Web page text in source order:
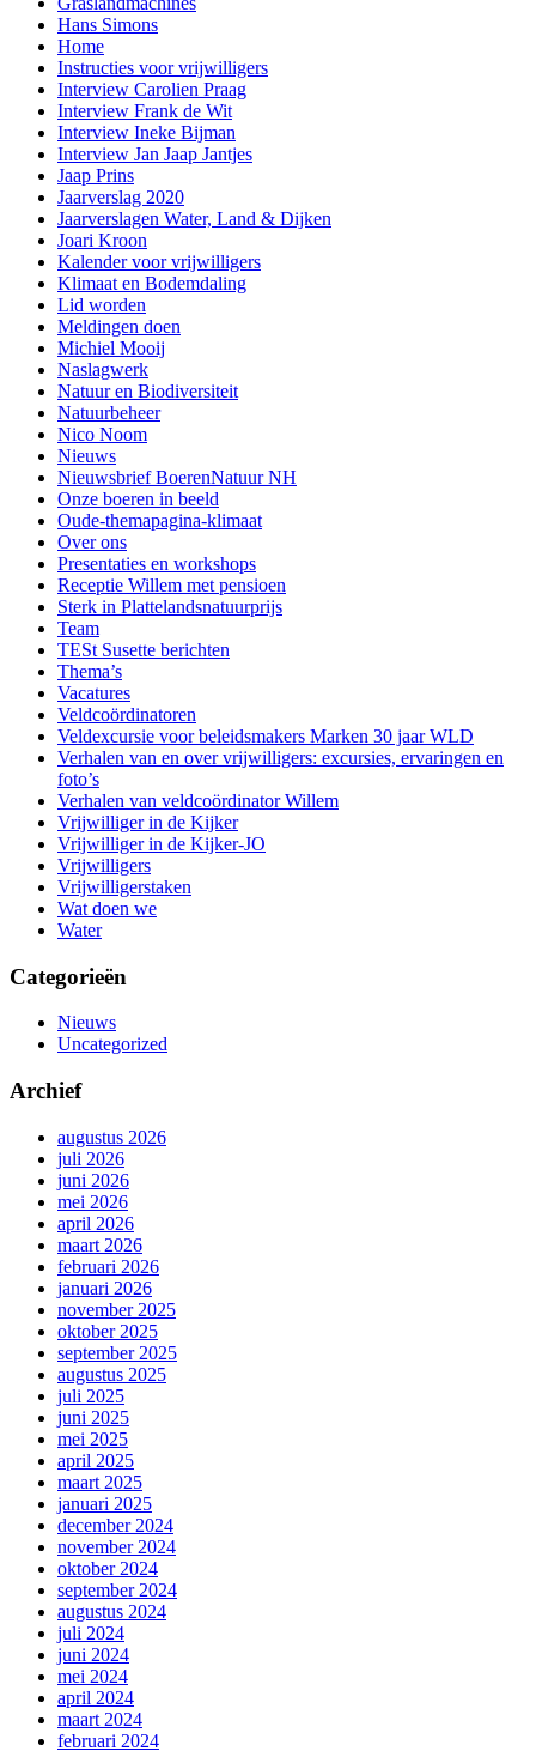
Hans Simons
Home
Instructies voor vrijwilligers
Interview Carolien Praag
Interview Frank de Wit
Interview Ineke Bijman
Interview Jan Jaap Jantjes
Jaap Prins
Jaarverslag 2020
Jaarverslagen Water, Land & Dijken
Joari Kroon
Kalender voor vrijwilligers
Klimaat en Bodemdaling
Lid worden
Meldingen doen
Michiel Mooij
Naslagwerk
Natuur en Biodiversiteit
Natuurbeheer
Nico Noom
Nieuws
Nieuwsbrief BoerenNatuur NH
Onze boeren in beeld
Oude-themapagina-klimaat
Over ons
Presentaties en workshops
Receptie Willem met pensioen
Sterk in Plattelandsnatuurprijs
Team
TESt Susette berichten
Thema’s
Vacatures
Veldcoördinatoren
Veldexcursie voor beleidsmakers Marken 30 jaar WLD
Verhalen van en over vrijwilligers: excursies, ervaringen en
foto’s
Verhalen van veldcoördinator Willem
Vrijwilliger in de Kijker
Vrijwilliger in de Kijker-JO
Vrijwilligers
Vrijwilligerstaken
Wat doen we
Water
Categorieën
Nieuws
Uncategorized
Archief
augustus 2026
juli 2026
juni 2026
mei 2026
april 2026
maart 2026
februari 2026
januari 2026
november 2025
oktober 2025
september 2025
augustus 2025
juli 2025
juni 2025
mei 2025
april 2025
maart 2025
januari 2025
december 2024
november 2024
oktober 2024
september 2024
augustus 2024
juli 2024
juni 2024
mei 2024
april 2024
maart 2024
februari 2024